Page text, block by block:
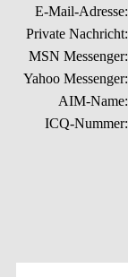
E-Mail-Adresse:
Private Nachricht:
MSN Messenger:
Yahoo Messenger:
AIM-Name:
ICQ-Nummer: